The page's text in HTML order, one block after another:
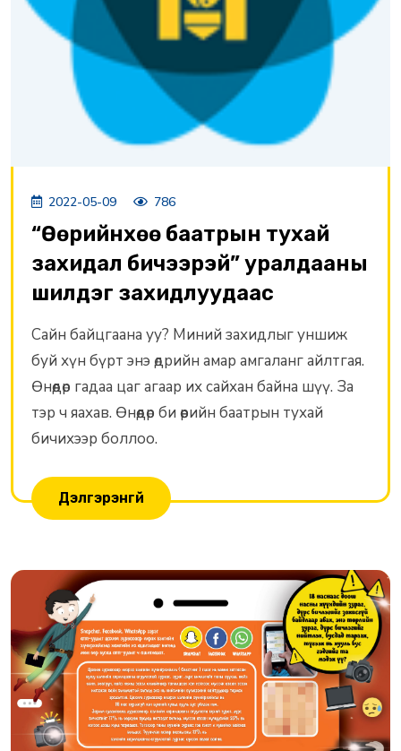
2022-05-09 786
“Өөрийнхөө баатрын тухай
захидал бичээрэй” уралдааны
шилдэг захидлуудаас
Сайн байцгаана уу? Миний захидлыг уншиж
буй хүн бүрт энэ өдрийн амар амгаланг айлтгая.
Өнөөдөр гадаа цаг агаар их сайхан байна шүү. За
тэр ч яахав. Өнөөдөр би өөрийн баатрын тухай
бичихээр боллоо.
Дэлгэрэнгүй